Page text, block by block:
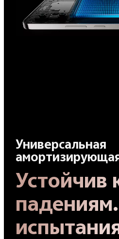
Универсальная
Устойчив